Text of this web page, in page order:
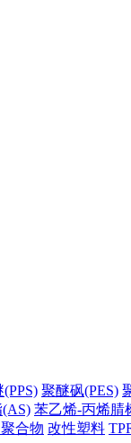
聚醚砜(PES)
苯乙烯-丙烯腈
合物 改性塑料